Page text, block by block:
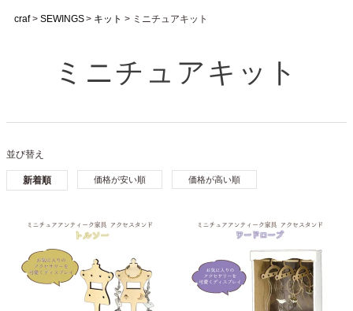
craf SEWINGS キット ミニチュアキット
ミニチュアキット
並び替え
新着順 価格が安い順 価格が高い順